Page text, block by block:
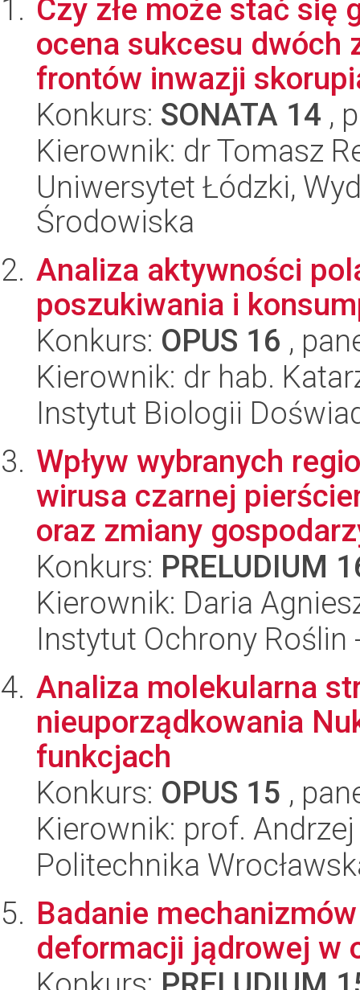
Czy złe może stać się
ocena sukcesu dwóch
frontów inwazji
Konkurs: SONATA 14 ,
Kierownik: dr Tomasz
Uniwersytet Łódzki,
Środowiska
Analiza aktywności
poszukiwania i
Konkurs: OPUS 16 ,
Kierownik: dr hab.
Instytut Biologii
Wpływ wybranych
wirusa czarnej
oraz zmiany
Konkurs: PRELUDIUM
Kierownik: Daria
Instytut Ochrony
Analiza molekularna
nieuporządkowania
funkcjach
Konkurs: OPUS 15 ,
Kierownik: prof.
Politechnika
Badanie
deformacji jądrowej w